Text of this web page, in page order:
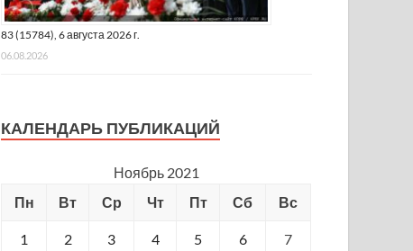
83 (15784), 6 августа 2026 г.
06.08.2026
КАЛЕНДАРЬ ПУБЛИКАЦИЙ
Ноябрь 2021
Пн
Вт Ср Чт Пт Сб Вс
1 2 3 4 5 6 7